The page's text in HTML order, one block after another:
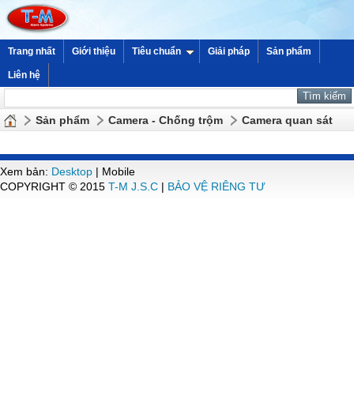
Trang nhất Giới thiệu Tiêu chuẩn Giải pháp Sản phẩm
Liên hệ
Sản phẩm Camera - Chống trộm Camera quan sát
Xem bản: Desktop | Mobile
COPYRIGHT © 2015 T-M J.S.C | BẢO VỆ RIÊNG TƯ